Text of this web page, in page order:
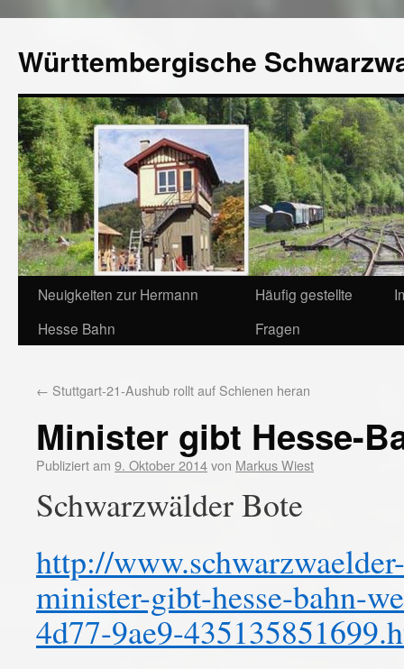
Württembergische
Neuigkeiten zur Hermann
Hesse Bahn
Häufig gestellte
Fragen
← Stuttgart-21-Aushub rollt auf Schienen heran
Minister gibt Hesse-
Publiziert am 9. Oktober 2014von Markus Wiest
Schwarzwälder Bote
http://
minister-gibt-hesse-bahn-
4d77-9ae9-